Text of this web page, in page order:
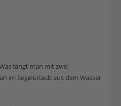
fängt man mit zwei
im Segelurlaub aus dem Wasser